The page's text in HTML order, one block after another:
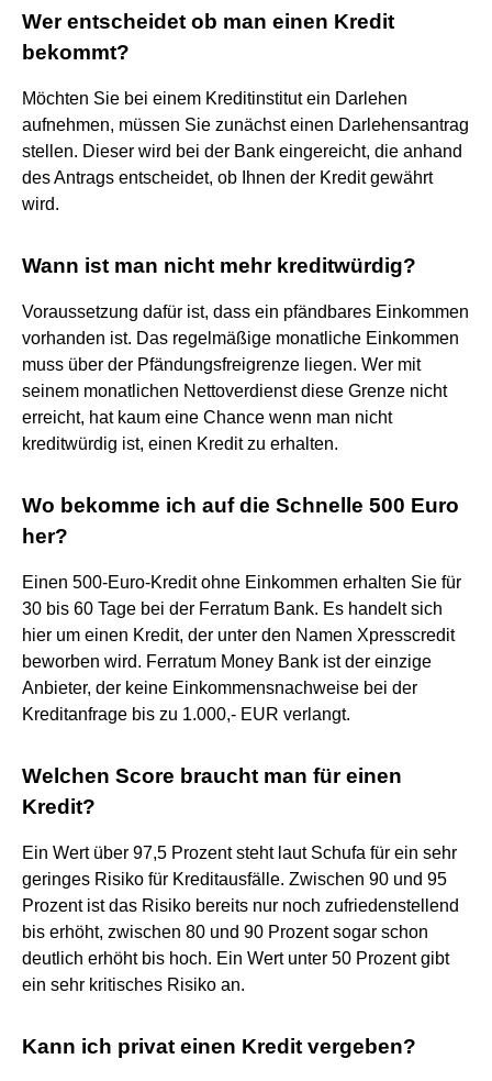
Wer entscheidet ob man einen Kredit
bekommt?
Möchten Sie bei einem Kreditinstitut ein Darlehen
aufnehmen, müssen Sie zunächst einen Darlehensantrag
stellen. Dieser wird bei der Bank eingereicht, die anhand
des Antrags entscheidet, ob Ihnen der Kredit gewährt
wird.
Wann ist man nicht mehr kreditwürdig?
Voraussetzung dafür ist, dass ein pfändbares Einkommen
vorhanden ist. Das regelmäßige monatliche Einkommen
muss über der Pfändungsfreigrenze liegen. Wer mit
seinem monatlichen Nettoverdienst diese Grenze nicht
erreicht, hat kaum eine Chance wenn man nicht
kreditwürdig ist, einen Kredit zu erhalten.
Wo bekomme ich auf die Schnelle 500 Euro
her?
Einen 500-Euro-Kredit ohne Einkommen erhalten Sie für
30 bis 60 Tage bei der Ferratum Bank. Es handelt sich
hier um einen Kredit, der unter den Namen Xpresscredit
beworben wird. Ferratum Money Bank ist der einzige
Anbieter, der keine Einkommensnachweise bei der
Kreditanfrage bis zu 1.000,- EUR verlangt.
Welchen Score braucht man für einen
Kredit?
Ein Wert über 97,5 Prozent steht laut Schufa für ein sehr
geringes Risiko für Kreditausfälle. Zwischen 90 und 95
Prozent ist das Risiko bereits nur noch zufriedenstellend
bis erhöht, zwischen 80 und 90 Prozent sogar schon
deutlich erhöht bis hoch. Ein Wert unter 50 Prozent gibt
ein sehr kritisches Risiko an.
Kann ich privat einen Kredit vergeben?